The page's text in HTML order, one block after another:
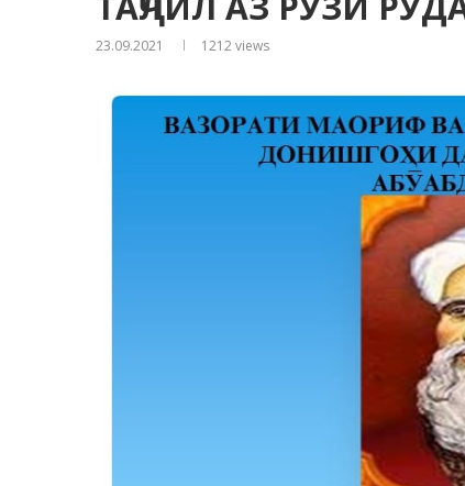
23.09.2021 1212views